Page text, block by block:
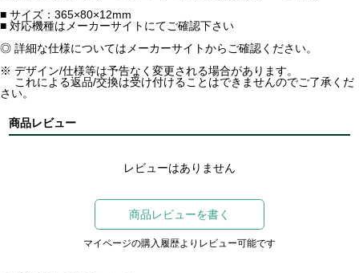
■ サイズ：365×80×12mm
■ 対応機種はメーカーサイトにてご確認下さい
◎ 詳細な仕様についてはメーカーサイトからご確認ください。
※ デザイン/仕様等は予告なく変更される場合があります。
これによる返品/交換は受け付けることはできませんのでご了承くだ
さい。
商品レビュー
レビューはありません
商品レビューを書く
マイページの購入履歴よりレビュー可能です